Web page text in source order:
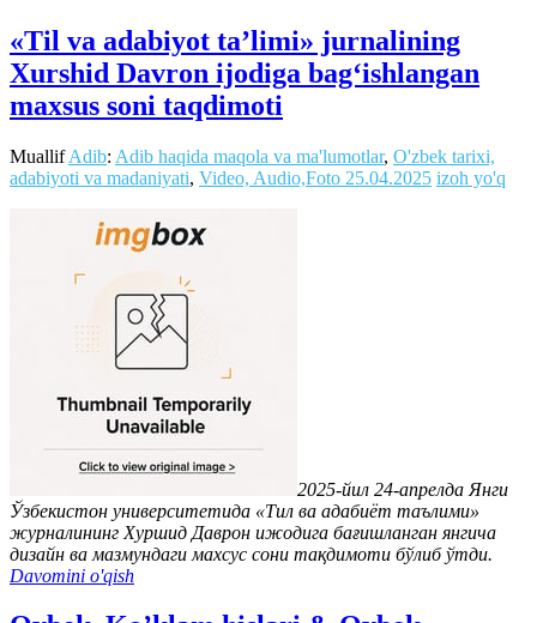
«Til va adabiyot ta’limi» jurnalining
Xurshid Davron ijodiga bag‘ishlangan
maxsus soni taqdimoti
MuallifAdib: Adib haqida maqola va ma'lumotlar, O'zbek tarixi,
adabiyoti va madaniyati, Video, Audio,Foto 25.04.2025 izoh yo'q
2025-йил 24-апрелда Янги
Ўзбекистон университетида «Тил ва адабиёт таълими»
журналининг Хуршид Даврон ижодига бағишланган янгича
дизайн ва мазмундаги махсус сони тақдимоти бўлиб ўтди.
Davomini o'qish